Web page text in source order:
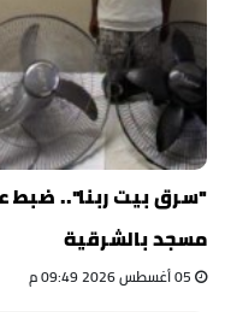
"سرق بيت ربنا".. ضبط
مسجد بالشرقية